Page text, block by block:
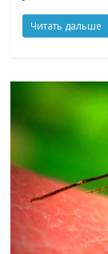
Читать дальше